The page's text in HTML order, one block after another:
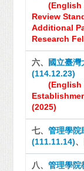
(English
Review
Additional
Research
六、 國立臺
(114.12.23)
(English
(2025)
七、管理學院
(111.11.14)、
八、管理學院